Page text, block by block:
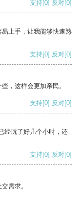
支持[0] 反对[0]
上手，让我能够快速熟
支持[0] 反对[0]
，这样会更加亲民。
支持[0] 反对[0]
经玩了好几个小时，还
支持[0] 反对[0]
需求。